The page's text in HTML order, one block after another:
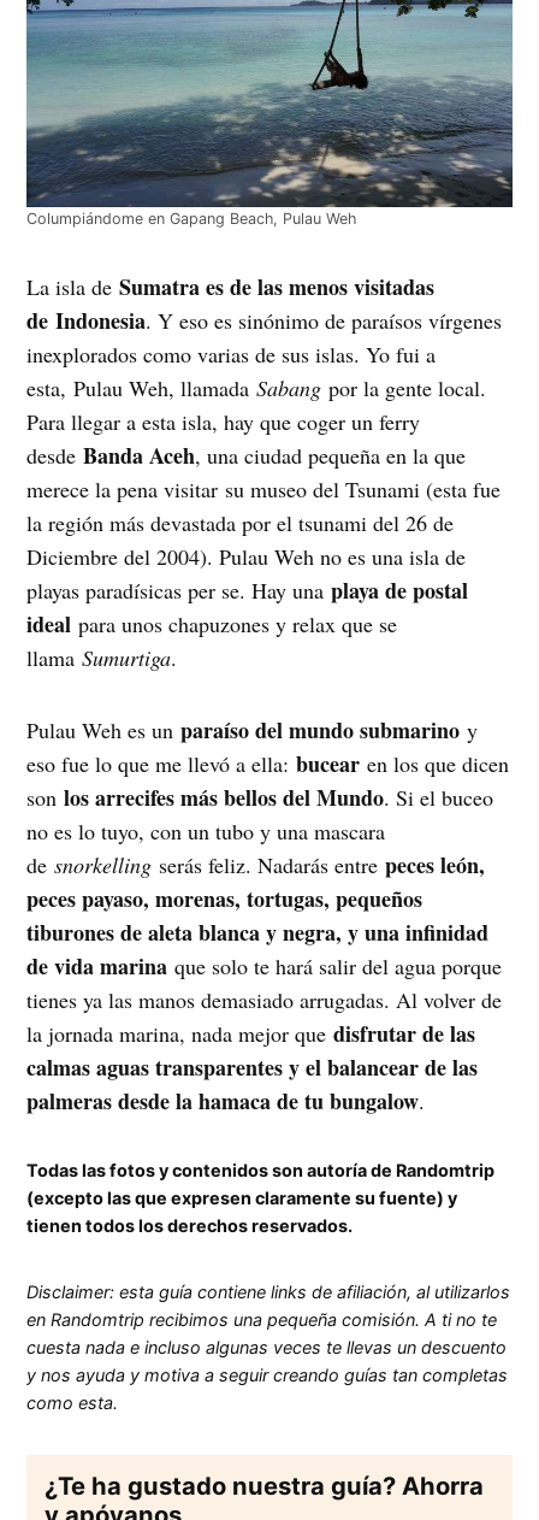
Columpiándome en Gapang Beach, Pulau Weh
La isla deSumatra es de las menos visitadas
de Indonesia. Y eso es sinónimo de paraísos vírgenes
inexplorados como varias de sus islas. Yo fui a
esta, Pulau Weh, llamadaSabang por la gente local.
Para llegar a esta isla, hay que coger un ferry
desdeBanda Aceh, una ciudad pequeña en la que
merece la pena visitar su museo del Tsunami (esta fue
la región más devastada por el tsunami del 26 de
Diciembre del 2004). Pulau Weh no es una isla de
playas paradísicas per se. Hay una playa de postal
idealpara unos chapuzones y relax que se
llamaSumurtiga.
Pulau Weh es unparaíso del mundo submarino y
eso fue lo que me llevó a ella:bucear en los que dicen
sonlos arrecifes más bellos del Mundo. Si el buceo
no es lo tuyo, con un tubo y una mascara
desnorkelling serás feliz. Nadarás entrepeces león,
peces payaso, morenas, tortugas, pequeños
tiburones de aleta blanca y negra, y una infinidad
de vida marina que solo te hará salir del agua porque
tienes ya las manos demasiado arrugadas. Al volver de
la jornada marina, nada mejor quedisfrutar de las
calmas aguas transparentes y el balancear de las
palmeras desde la hamaca de tu bungalow.
Todas las fotos y contenidos son autoría de Randomtrip
(excepto las que expresen claramente su fuente) y
tienen todos los derechos reservados.
Disclaimer: esta guía contiene links de afiliación, al utilizarlos
en Randomtrip recibimos una pequeña comisión. A ti no te
cuesta nada e incluso algunas veces te llevas un descuento
y nos ayuda y motiva a seguir creando guías tan completas
como esta.
¿Te ha gustado nuestra guía? Ahorra